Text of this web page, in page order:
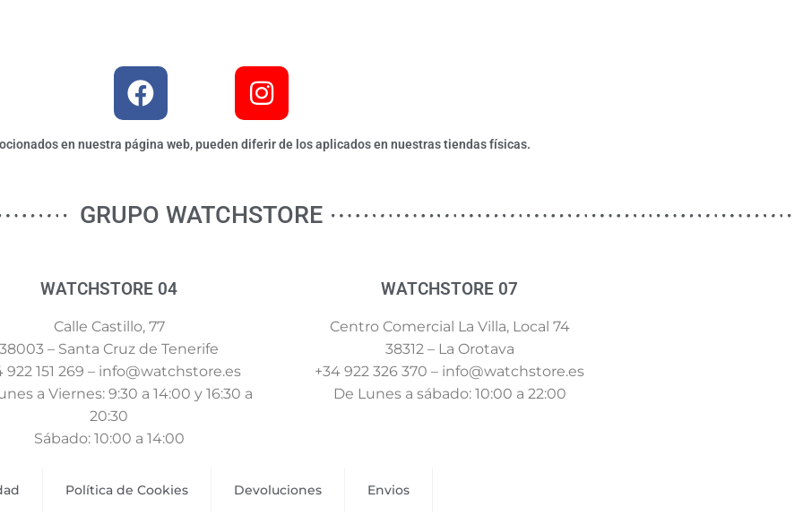
en nuestra página web, pueden diferir de los aplicados en nuestras tiendas físicas.
GRUPO WATCHSTORE
WATCHSTORE 04
Calle Castillo, 77
38003 – Santa Cruz de Tenerife
922 151 269 – info@watchstore.es
a Viernes: 9:30 a 14:00 y 16:30 a
20:30
Sábado: 10:00 a 14:00
WATCHSTORE 07
Centro Comercial La Villa, Local 74
38312 – La Orotava
+34 922 326 370 – info@watchstore.es
De Lunes a sábado: 10:00 a 22:00
Política de Cookies Devoluciones Envios